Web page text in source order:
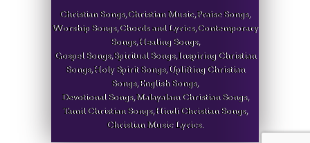
Christian Songs, Christian Music, Praise Songs,
Worship Songs, Chords and Lyrics, Contemporary
Songs, Healing Songs,
Gospel Songs, Spiritual Songs, Inspiring Christian
Songs, Holy Spirit Songs, Uplifting Christian
Songs, English Songs,
Devotional Songs, Malayalam Christian Songs,
Tamil Christian Songs, Hindi Christian Songs,
Christian Music Lyrics.